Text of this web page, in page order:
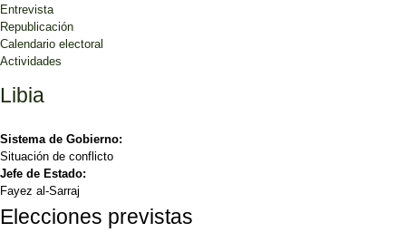
Entrevista
Republicación
Calendario electoral
Actividades
Libia
Sistema de Gobierno:
Situación de conflicto
Jefe de Estado:
Fayez al-Sarraj
Elecciones previstas